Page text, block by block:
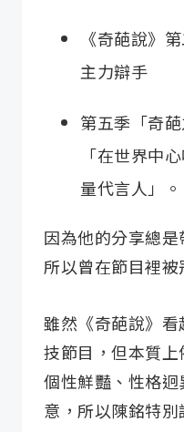
《奇葩說》
主力辯手
第五季「奇
「在世界中
量代言人」。
因為他的分享總是
所以曾在節目裡被
雖然《奇葩說》
技節目，但本質
個性鮮豔、性格
意，所以陳銘特